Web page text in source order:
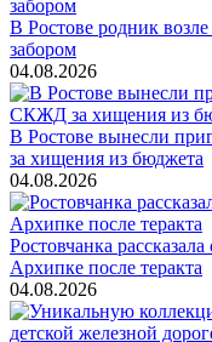
В Ростове родник
забором
04.08.2026
В Ростове вынесли
за хищения из бюджета
04.08.2026
Ростовчанка
Архипке после теракта
04.08.2026